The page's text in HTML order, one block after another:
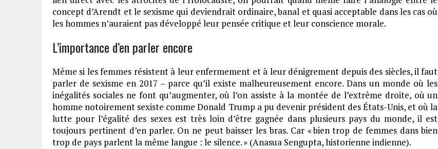
concept d’Arendt et le sexisme qui deviendrait ordinaire, banal et quasi acceptable dans les cas où
les hommes n’auraient pas développé leur pensée critique et leur conscience morale.
L’importance d’en parler encore
Même si les femmes résistent à leur enfermement et à leur dénigrement depuis des siècles, il faut
parler de sexisme en 2017 – parce qu’il existe malheureusement encore. Dans un monde où les
inégalités sociales ne font qu’augmenter, où l’on assiste à la montée de l’extrême droite, où un
homme notoirement sexiste comme Donald Trump a pu devenir président des États-Unis, et où la
lutte pour l’égalité des sexes est très loin d’être gagnée dans plusieurs pays du monde, il est
toujours pertinent d’en parler. On ne peut baisser les bras. Car « bien trop de femmes dans bien
trop de pays parlent la même langue : le silence. » (Anasua Sengupta, historienne indienne).